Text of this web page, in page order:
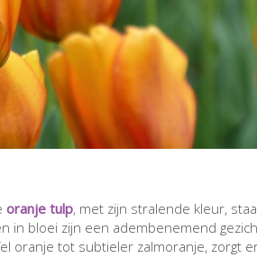
oranje tulp, met zijn stralende kleur,
in bloei zijn een adembenemend
oranje tot subtieler zalmoranje, zorgt